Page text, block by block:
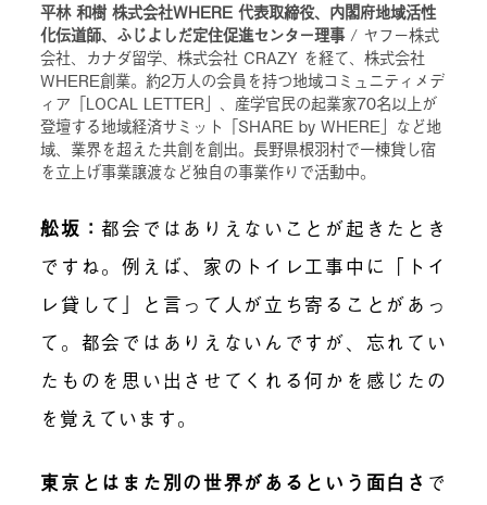
平林 和樹 株式会社WHERE 代表取締役、内閣府地域活性
化伝道師、ふじよしだ定住促進センター理事/ ヤフー株式
会社、カナダ留学、株式会社 CRAZY を経て、株式会社
WHERE創業。約2万人の会員を持つ地域コミュニティメデ
ィア「LOCAL LETTER」、産学官民の起業家70名以上が
登壇する地域経済サミット「SHARE by WHERE」など地
域、業界を超えた共創を創出。長野県根羽村で一棟貸し宿
を立上げ事業譲渡など独自の事業作りで活動中。
舩坂：都会ではありえないことが起きたとき
ですね。例えば、家のトイレ工事中に「トイ
レ貸して」と言って人が立ち寄ることがあっ
て。都会ではありえないんですが、忘れてい
たものを思い出させてくれる何かを感じたの
を覚えています。
東京とはまた別の世界があるという面白さ で